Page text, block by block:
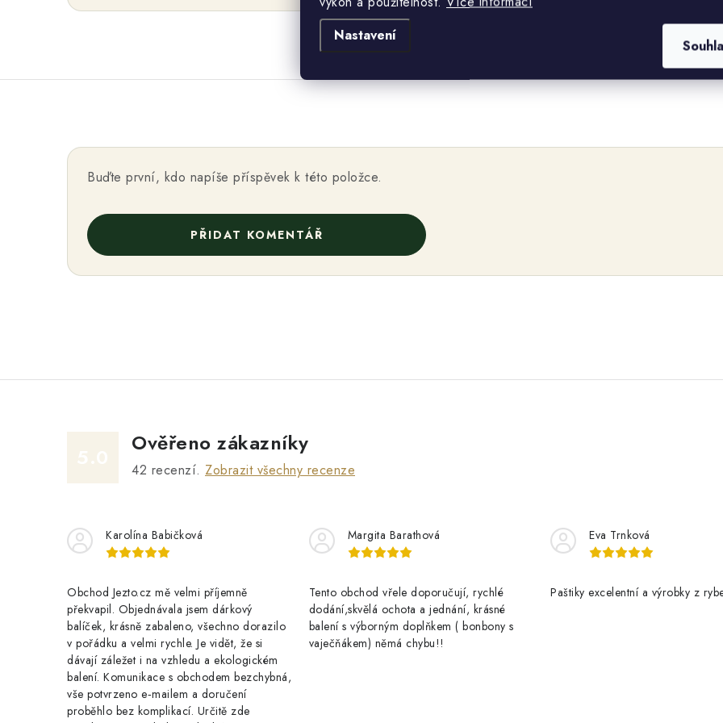
Nastavení
Buďte první, kdo napíše příspěvek k této položce.
PŘIDAT KOMENTÁŘ
Ověřeno zákazníky
42 recenzí. Zobrazit všechny recenze
Karolína Babičková
Obchod Jezto.cz mě velmi příjemně
překvapil. Objednávala jsem dárkový
balíček, krásně zabaleno, všechno dorazilo
v pořádku a velmi rychle. Je vidět, že si
dávají záležet i na vzhledu a ekologickém
balení. Komunikace s obchodem bezchybná,
vše potvrzeno e‑mailem a doručení
proběhlo bez komplikací. Určitě zde
Margita Barathová
Tento obchod vřele doporučují, rychlé
dodání,skvělá ochota a jednání, krásné
balení s výborným doplňkem ( bonbony s
vaječňákem) němá chybu!!
Eva Trnková
Paštiky excelentní a výrobky z